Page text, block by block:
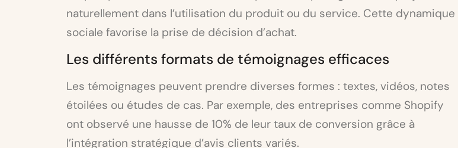
naturellement dans l’utilisation du produit ou du service. Cette dynamique
sociale favorise la prise de décision d’achat.
Les différents formats de témoignages efficaces
Les témoignages peuvent prendre diverses formes : textes, vidéos, notes
étoilées ou études de cas. Par exemple, des entreprises comme Shopify
ont observé une hausse de 10% de leur taux de conversion grâce à
l’intégration stratégique d’avis clients variés.